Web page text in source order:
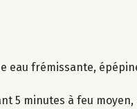
eau frémissante,
5 minutes à feu